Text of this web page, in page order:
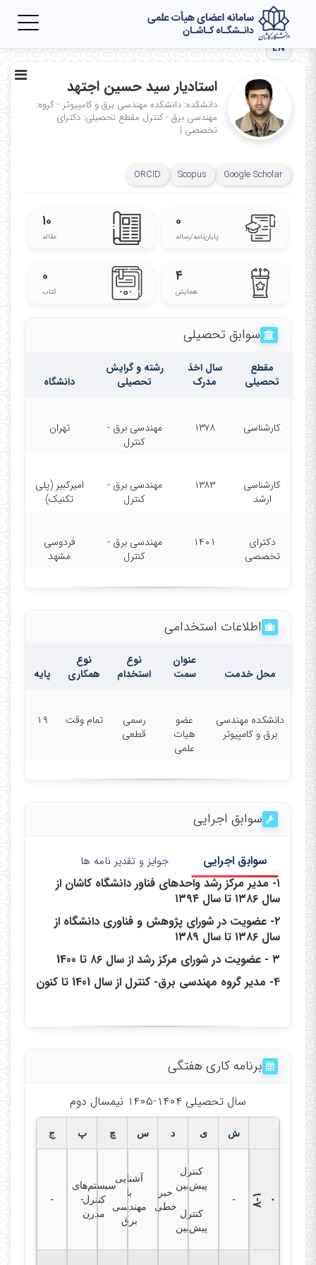
EN
استادیار سید حسین اجتهد
دانشکده: دانشکده مهندسی برق و کامپیوتر - گروه:
مهندسی برق - کنترل مقطع تحصیلی: دکترای
تخصصی |
Google Scholar
Scopus
ORCID
۰
پایان‌نامه‌/رساله
۱۰
مقاله
۴
همایش
۰
کتاب
سوابق تحصیلی
مقطع
تحصیلی
سال اخذ
مدرک
رشته و گرایش
تحصیلی
دانشگاه
کارشناسی ۱۳۷۸
مهندسی برق -
کنترل
تهران
کارشناسی
ارشد
۱۳۸۳
مهندسی برق -
کنترل
امیرکبیر (پلی
تکنیک)
دکترای
تخصصی
۱۴۰۱
مهندسی برق -
کنترل
فردوسی
مشهد
اطلاعات استخدامی
محل خدمت
عنوان
سمت
نوع
استخدام
نوع
همکاری
پایه
دانشکده مهندسی
برق و کامپیوتر
عضو
هیات
علمی
رسمی
قطعی
تمام وقت ۱۹
سوابق اجرایی
سوابق اجرایی جوایز و تقدیر نامه ها
۱- مدیر مرکز رشد واحدهای فناور دانشگاه کاشان از
سال ۱۳۸۶ تا سال ۱۳۹۴
۲- عضویت در شورای پژوهش و فناوری دانشگاه از
سال ۱۳۸۶ تا سال ۱۳۸۹
۳ - عضویت در شورای مرکز رشد از سال ۸۶ تا 1400
4- مدیر گروه مهندسی برق- کنترل از سال 1401 تا کنون
برنامه کاری هفتگی
سال تحصیلی ۱۴۰۴-۱۴۰۵ نیمسال دوم
ش ی د س چ پ ج
۸ - ۱ ۰ -
کنترل
پیش‌بین
کنترل
پیش‌بین
جبر
خطی
آشنایی
با
مهندسی
برق
سیستم‌های
کنترل
مدرن
-
-